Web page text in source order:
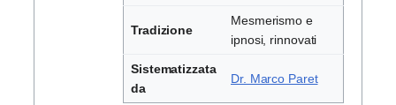
Tradizione
Mesmerismo e
ipnosi, rinnovati
Sistematizzata
da
Dr. Marco Paret